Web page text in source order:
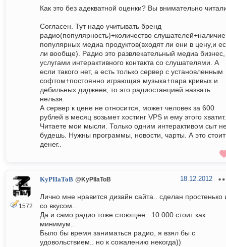
Как это без адекватной оценки? Вы внимательно
Согласен. Тут надо учитывать бренд
радио(популярность)+количество слушателей+наличие
популярных медиа продуктов(входят ли они в цену,и
ли вообще). Радио это развлекательный медиа бизнес,
услугами интерактивного контакта со слушателями. А
если такого нет, а есть только сервер с установленным
софтом+постоянно играющая музыка+пара кривых и
дебильных диджеев, то это радиостанцией назвать
нельзя.
А сервер к цене не относится, может человек за 600
рублей в месяц возьмет хостинг VPS и ему этого хватит.
Читаете мои мысли. Только одним интерактивом сыт
будешь. Нужны программы, новости, чарты. А это стоит
денег..
1572
KyPIIaToB @KyPIIaToB 18.12.2012
Лично мне нравится дизайн сайта.. сделан простенько
со вкусом..
Да и само радио тоже стоющее.. 10.000 стоит как
минимум..
Было бы время заниматься радио, я взял бы с
удовольствием.. но к сожалению некогда))